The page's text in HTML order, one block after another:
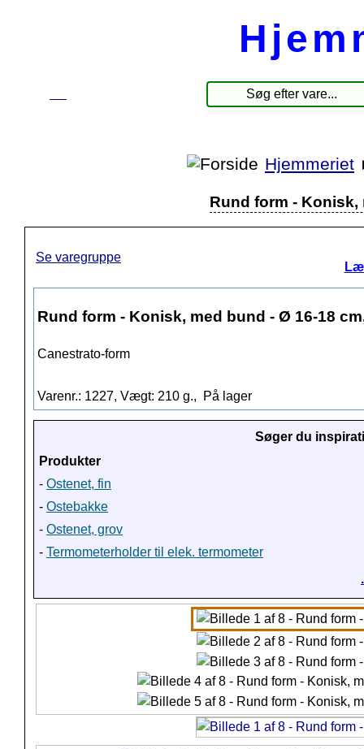
Hjemmeriet
Rund form - Konisk,
Se varegruppe
Rund form - Konisk, med bund - Ø 16-18
Canestrato-form
Varenr.: 1227, Vægt: 210 g., På lager
Søger du
Produkter
- Ostenet, fin
- Ostebakke
- Ostenet, grov
- Termometerholder til elek. termometer